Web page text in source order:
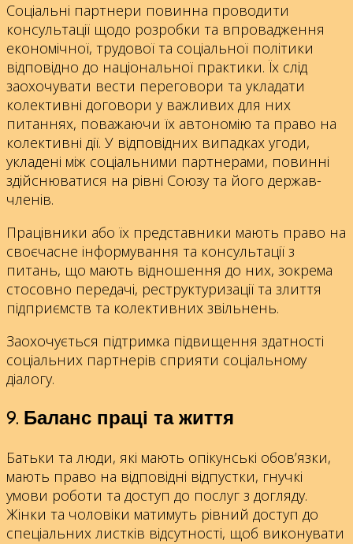
Соціальні партнери повинна проводити
консультації щодо розробки та впровадження
економічної, трудової та соціальної політики
відповідно до національної практики. Їх слід
заохочувати вести переговори та укладати
колективні договори у важливих для них
питаннях, поважаючи їх автономію та право на
колективні дії. У відповідних випадках угоди,
укладені між соціальними партнерами, повинні
здійснюватися на рівні Союзу та його держав-
членів.
Працівники або їх представники мають право на
своєчасне інформування та консультації з
питань, що мають відношення до них, зокрема
стосовно передачі, реструктуризації та злиття
підприємств та колективних звільнень.
Заохочується підтримка підвищення здатності
соціальних партнерів сприяти соціальному
діалогу.
9. Баланс праці та життя
Батьки та люди, які мають опікунські обов’язки,
мають право на відповідні відпустки, гнучкі
умови роботи та доступ до послуг з догляду.
Жінки та чоловіки матимуть рівний доступ до
спеціальних листків відсутності, щоб виконувати